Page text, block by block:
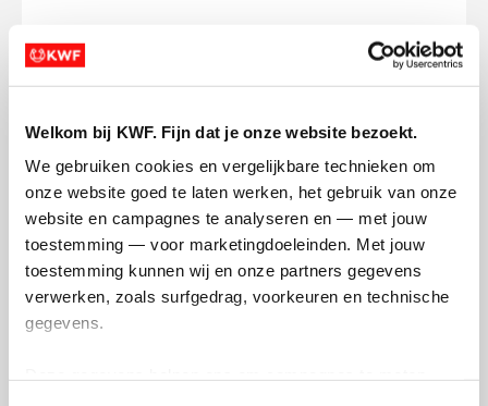
Welkom bij KWF. Fijn dat je onze website bezoekt.
We gebruiken cookies en vergelijkbare technieken om
onze website goed te laten werken, het gebruik van onze
website en campagnes te analyseren en — met jouw
toestemming — voor marketingdoeleinden. Met jouw
toestemming kunnen wij en onze partners gegevens
verwerken, zoals surfgedrag, voorkeuren en technische
gegevens.
Opgehaald
€111
Streefbedrag
€250
Doneer Word lid van mijn team
Updates